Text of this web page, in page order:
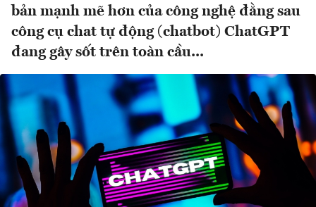
bản mạnh mẽ hơn của công nghệ đằng sau
công cụ chat tự động (chatbot) ChatGPT
đang gây sốt trên toàn cầu...